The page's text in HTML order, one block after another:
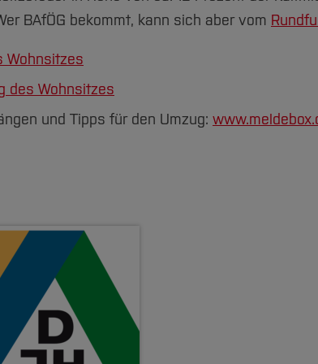
BAfÖG bekommt, kann sich aber vom
Wohnsitzes
des Wohnsitzes
und Tipps für den Umzug: